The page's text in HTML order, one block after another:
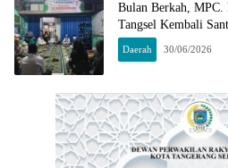
Bulan Berkah,
Tangsel Kembali
Daerah 30/06/2026